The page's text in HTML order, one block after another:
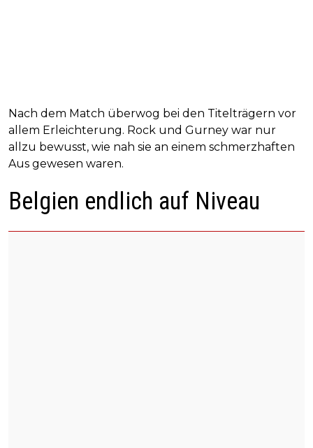
Nach dem Match überwog bei den Titelträgern vor
allem Erleichterung. Rock und Gurney war nur
allzu bewusst, wie nah sie an einem schmerzhaften
Aus gewesen waren.
Belgien endlich auf Niveau